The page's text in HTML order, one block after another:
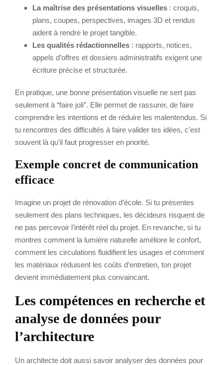
La maîtrise des présentations visuelles : croquis,
plans, coupes, perspectives, images 3D et rendus
aident à rendre le projet tangible.
Les qualités rédactionnelles : rapports, notices,
appels d’offres et dossiers administratifs exigent une
écriture précise et structurée.
En pratique, une bonne présentation visuelle ne sert pas
seulement à “faire joli”. Elle permet de rassurer, de faire
comprendre les intentions et de réduire les malentendus. Si
tu rencontres des difficultés à faire valider tes idées, c’est
souvent là qu’il faut progresser en priorité.
Exemple concret de communication
efficace
Imagine un projet de rénovation d’école. Si tu présentes
seulement des plans techniques, les décideurs risquent de
ne pas percevoir l’intérêt réel du projet. En revanche, si tu
montres comment la lumière naturelle améliore le confort,
comment les circulations fluidifient les usages et comment
les matériaux réduisent les coûts d’entretien, ton projet
devient immédiatement plus convaincant.
Les compétences en recherche et
analyse de données pour
l’architecture
Un architecte doit aussi savoir analyser des données pour